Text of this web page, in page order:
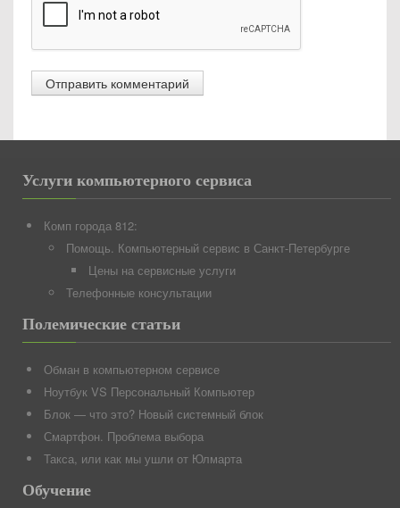
Услуги компьютерного сервиса
Комп города 812:
Помощь. Компьютерный сервис в Санкт-Петербурге
Цены на сервисные услуги
Телефонные консультации
Полемические статьи
Обман в компьютерном сервисе
Ноутбук VS Персональный Компьютер
Блок — что это? Новый системный блок
Смартфон. Проблема выбора
Такса, или как мы ушли от Юлмарта
Обучение